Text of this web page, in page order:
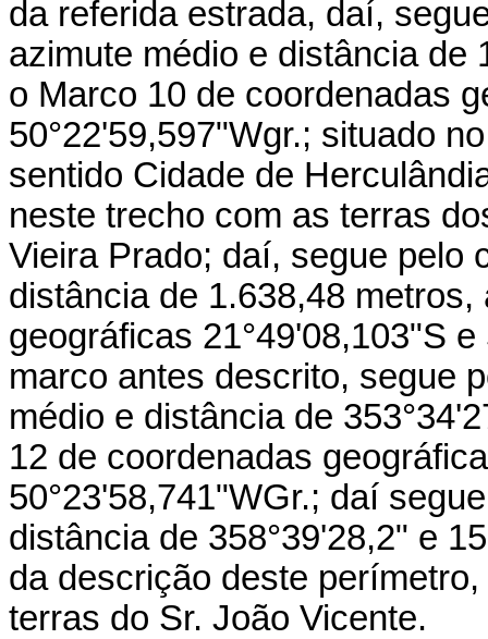
da referida estrada, daí,
azimute médio e distância de
o Marco 10 de coordenadas
50°22'59,597"Wgr.; situado
sentido Cidade de
neste trecho com as terras
Vieira Prado; daí, segue pelo
distância de 1.638,48
geográficas 21°49'08,103"S
marco antes descrito, segue
médio e distância de
12 de coordenadas
50°23'58,741"WGr.; daí
distância de 358°39'28,2" e
da descrição deste
terras do Sr. João Vicente.